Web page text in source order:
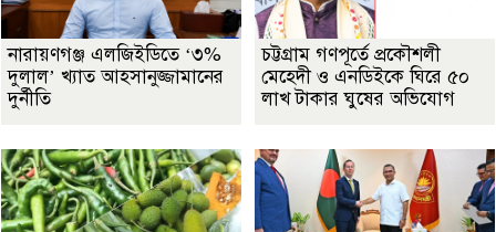
নারায়ণগঞ্জ এলজিইডিতে ‘৩%
দুলাল’ খ্যাত আহসানুজ্জামানের
দুর্নীতি
চট্টগ্রাম গণপূর্তে প্রকৌশলী
মেহেদী ও এনডিইকে ঘিরে ৫০
লাখ টাকার ঘুষের অভিযোগ